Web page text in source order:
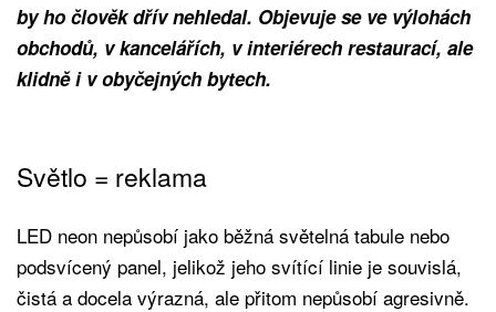
by ho člověk dřív nehledal. Objevuje se ve výlohách
obchodů, v kancelářích, v interiérech restaurací, ale
klidně i v obyčejných bytech.
Světlo = reklama
LED neon nepůsobí jako běžná světelná tabule nebo
podsvícený panel, jelikož jeho svítící linie je souvislá,
čistá a docela výrazná, ale přitom nepůsobí agresivně.